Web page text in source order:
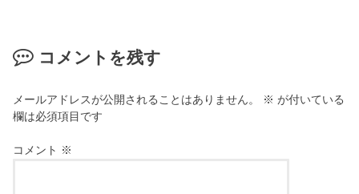
コメントを残す
メールアドレスが公開されることはありません。 ※ が付いている
欄は必須項目です
コメント ※